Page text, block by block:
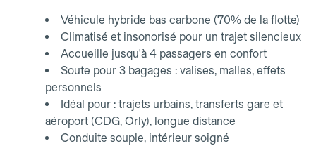
Véhicule hybride bas carbone (70% de la flotte)
Climatisé et insonorisé pour un trajet silencieux
Accueille jusqu'à 4 passagers en confort
Soute pour 3 bagages : valises, malles, effets
personnels
Idéal pour : trajets urbains, transferts gare et
aéroport (CDG, Orly), longue distance
Conduite souple, intérieur soigné